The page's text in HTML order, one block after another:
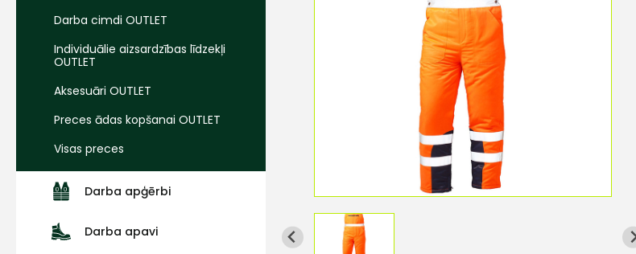
Darba cimdi OUTLET
Individuālie aizsardzības līdzekļi
OUTLET
Aksesuāri OUTLET
Preces ādas kopšanai OUTLET
Visas preces
Darba apģērbi
Darba apavi